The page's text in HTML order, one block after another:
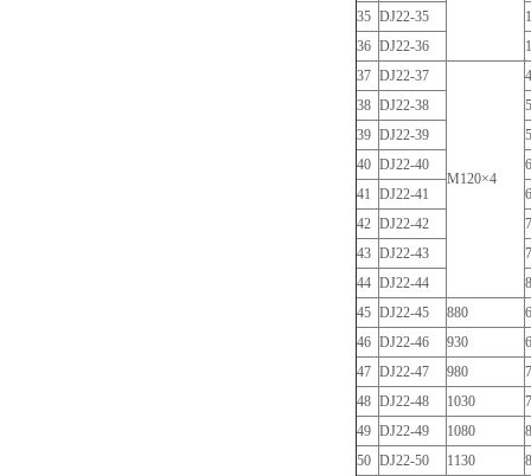
35 DJ22-35
36 DJ22-36
37 DJ22-37
M120×4
38 DJ22-38
39 DJ22-39
40 DJ22-40
41 DJ22-41
42 DJ22-42
43 DJ22-43
44 DJ22-44
45 DJ22-45 880
46 DJ22-46 930
47 DJ22-47 980
48 DJ22-48 1030
49 DJ22-49 1080
50 DJ22-50 1130